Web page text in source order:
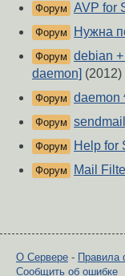
Форум AVP for
Форум Нужна
Форум debian
daemon] (2012)
Форум daemon
Форум
Форум Help for
Форум Mail
О Сервере - Правила
Сообщить об ошибке